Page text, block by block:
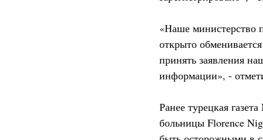
«Наше министерство
открыто
принять заявления
информации», -
Ранее турецкая
больницы Florence